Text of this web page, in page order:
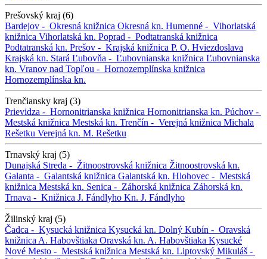
Prešovský kraj (6)
Bardejov - Okresná knižnica Okresná kn. Humenné - Vihorlatská
knižnica Vihorlatská kn. Poprad - Podtatranská knižnica
Podtatranská kn. Prešov - Krajská knižnica P. O. Hviezdoslava
Krajská kn. Stará Ľubovňa - Ľubovnianska knižnica Ľubovnianska
kn. Vranov nad Topľou - Hornozemplínska knižnica
Hornozemplínska kn.
Trenčiansky kraj (3)
Prievidza - Hornonitrianska knižnica Hornonitrianska kn. Púchov -
Mestská knižnica Mestská kn. Trenčín - Verejná knižnica Michala
Rešetku Verejná kn. M. Rešetku
Trnavský kraj (5)
Dunajská Streda - Žitnoostrovská knižnica Žitnoostrovská kn.
Galanta - Galantská knižnica Galantská kn. Hlohovec - Mestská
knižnica Mestská kn. Senica - Záhorská knižnica Záhorská kn.
Trnava - Knižnica J. Fándlyho Kn. J. Fándlyho
Žilinský kraj (5)
Čadca - Kysucká knižnica Kysucká kn. Dolný Kubín - Oravská
knižnica A. Habovštiaka Oravská kn. A. Habovštiaka Kysucké
Nové Mesto - Mestská knižnica Mestská kn. Liptovský Mikuláš -